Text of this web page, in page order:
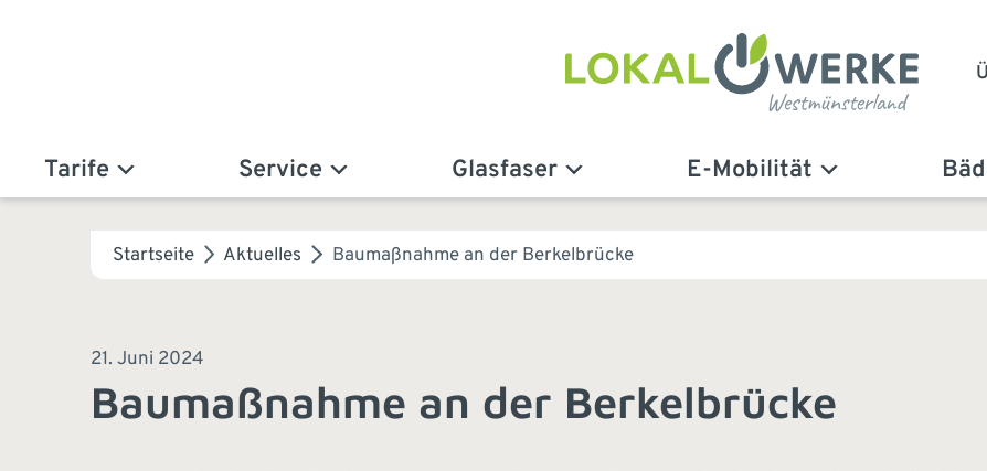
Tarife Service Glasfaser E-Mobilität
Startseite Aktuelles Baumaßnahme an der Berkelbrücke
21. Juni 2024
Baumaßnahme an der Berkelbrücke